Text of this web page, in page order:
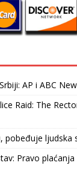
AP i ABC
Raid: The
pobeđuje ljudska
Pravo